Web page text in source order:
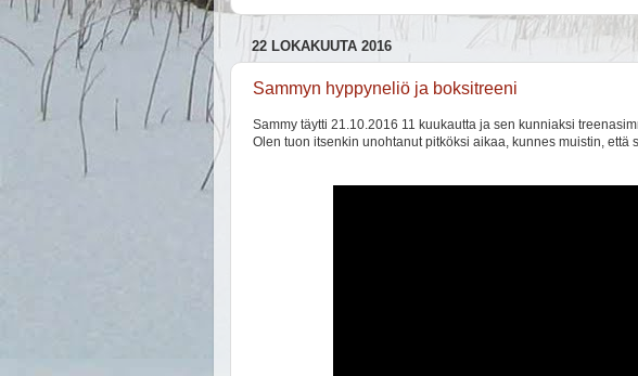
22 LOKAKUUTA 2016
Sammyn hyppyneliö ja boksitreeni
Sammy täytti 21.10.2016 11 kuukautta ja sen kunniaksi
Olen tuon itsenkin unohtanut pitköksi aikaa, kunnes muistin, että